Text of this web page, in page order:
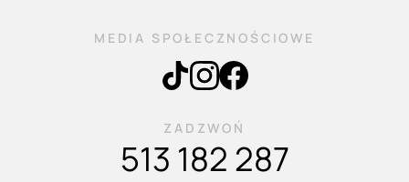
MEDIA SPOŁECZNOŚCIOWE
ZADZWOŃ
513 182 287